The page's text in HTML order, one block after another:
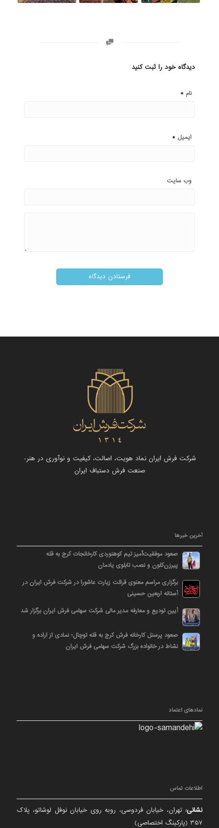
دیدگاه خود را ثبت کنید
نام *
ایمیل *
وب‌ سایت
شرکت فرش ایران نماد هویت، اصالت، کیفیت و نوآوری در هنر-
صنعت فرش دستباف ایران
آخرین خبرها
صعود موفقیت‌آمیز تیم کوهنوردی کارخانجات کرج به قله
پیرزن‌کلون و نصب تابلوی یادمان
برگزاری مراسم معنوی قرائت زیارت عاشورا در شرکت فرش ایران در
آستانه اربعین حسینی
آیین تودیع و معارفه مدیر مالی شرکت سهامی فرش ایران برگزار شد
صعود پرسنل کارخانه فرش کرج به قله توچال؛ نمادی از اراده و
نشاط در خانواده بزرگ شرکت سهامی فرش ایران
نمادهای اعتماد
اطلاعات تماس
نشانی: تهران، خیابان فردوسی، روبه روی خیابان نوفل لوشاتو، پلاک
357 (پارکینگ اختصاصی)